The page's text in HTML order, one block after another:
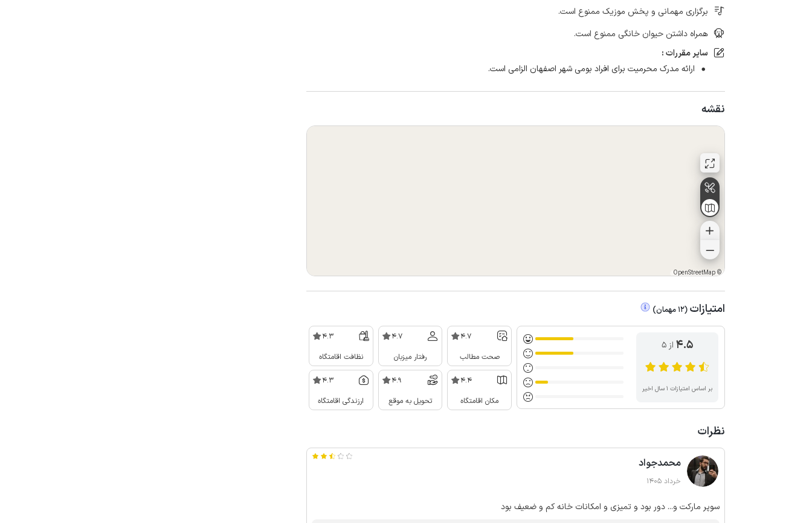
برگزاری مهمانی و پخش موزیک ممنوع است.
همراه داشتن حیوان خانگی ممنوع است.
سایر مقررات :
ارائه مدرک محرمیت برای افراد بومی شهر اصفهان الزامی است.
نقشه
©
OpenStreetMap
امتیازات (
12 مهمان)
4.5 از ۵
بر اساس امتیازات ۱ سال اخیر
4.7
صحت مطالب
4.7
رفتار میزبان
4.3
نظافت اقامتگاه
4.4
مکان اقامتگاه
4.9
تحویل به موقع
4.3
ارزندگی اقامتگاه
نظرات
محمدجواد
خرداد 1405
سوپر مارکت و... دور بود و تمیزی و امکانات خانه کم و ضعیف بود